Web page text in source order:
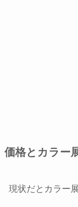
価格とカラー
現状だとカラー